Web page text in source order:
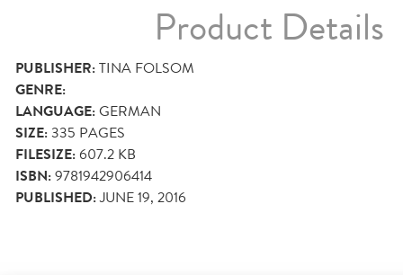
Product Details
PUBLISHER:TINA FOLSOM
GENRE:
LANGUAGE:GERMAN
SIZE:335 PAGES
FILESIZE:607.2 KB
ISBN:9781942906414
PUBLISHED:JUNE 19, 2016